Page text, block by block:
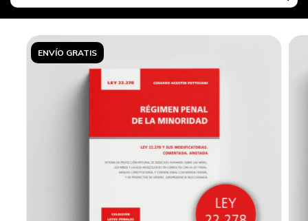
ENVÍO GRATIS